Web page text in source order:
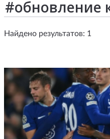
Найдено результатов: 1